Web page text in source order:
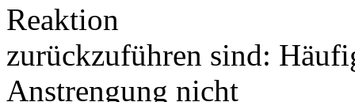
Reaktion
zurückzuführen sind:
Anstrengung nicht